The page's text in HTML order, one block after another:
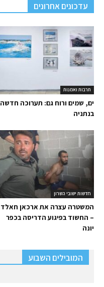
עדכונים אחרונים
תרבות ואמנות
ים, שמים ורוח גם: תערוכה חדשה
בנתניה
חדשות ישובי השרון
המשטרה עצרה את ארכאן חאלד
– החשוד בפיגוע הדריסה בכפר
יונה
המובילים השבוע